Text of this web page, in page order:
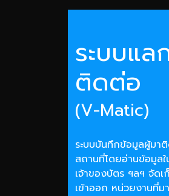
ระบบแ
ติดต่อ
(V-Matic)
ระบบบันทึกข้อมูลผู้มา
สถานที่โดยอ่านข้อมูล
เจ้าของบัตร ฯลฯ จัดเ
เข้าออก หน่วยงานที่ม